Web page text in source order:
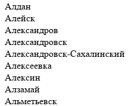
Алдан
Алейск
Александров
Александровск
Александровск-Сахалинский
Алексеевка
Алексин
Алзамай
Альметьевск